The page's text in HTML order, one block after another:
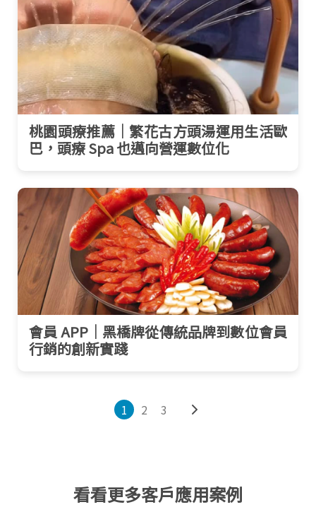
桃園頭療推薦｜繁花古方頭湯運用生活歐
巴，頭療 Spa 也邁向營運數位化
會員 APP｜黑橋牌從傳統品牌到數位會員
行銷的創新實踐
1 2 3
看看更多客戶應用案例